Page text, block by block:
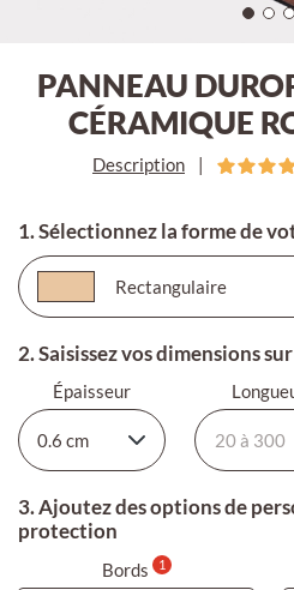
PANNEAU
CÉRAMIQUE
Description
1. Sélectionnez la forme de
2. Saisissez vos dimensions
Épaisseur
3. Ajoutez des options de
protection
Bords 1